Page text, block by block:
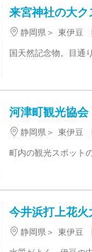
来宮神社の大ク
静岡県 東伊豆
国天然記念物。目通
河津町観光協会
静岡県 東伊豆
町内の観光スポット
今井浜打上花火
静岡県 東伊豆